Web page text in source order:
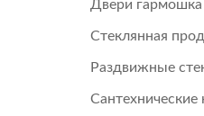
Двери гармошка
Стеклянная
Раздвижные
Сантехнические